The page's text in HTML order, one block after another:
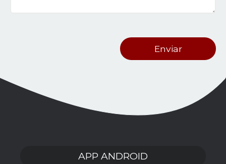
APP ANDROID